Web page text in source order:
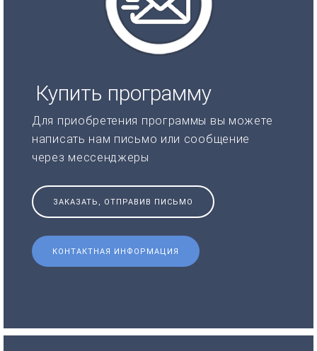
Купить программу
Для приобретения программы вы можете
написать нам письмо или сообщение
через мессенджеры
ЗАКАЗАТЬ, ОТПРАВИВ ПИСЬМО
КОНТАКТНАЯ ИНФОРМАЦИЯ